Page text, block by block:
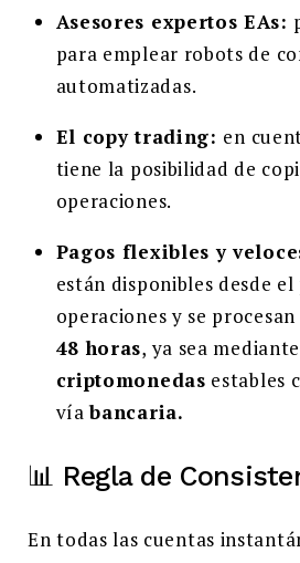
Asesores expertos EAs:
para emplear robots de
automatizadas.
El copy trading: en
tiene la posibilidad de
operaciones.
Pagos flexibles y
están disponibles desde
operaciones y se
48 horas, ya sea
criptomonedas estables
víabancaria.
📊 Regla de
En todas las cuentas